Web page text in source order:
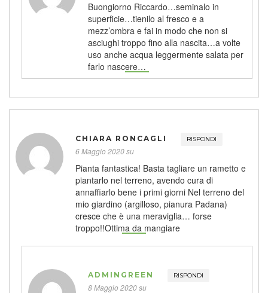
Buongiorno Riccardo…seminalo in
superficie…tienilo al fresco e a
mezz’ombra e fai in modo che non si
asciughi troppo fino alla nascita…a volte
uso anche acqua leggermente salata per
farlo nascere…
CHIARA RONCAGLI RISPONDI
6 Maggio 2020 su
Pianta fantastica! Basta tagliare un rametto e
piantarlo nel terreno, avendo cura di
annaffiarlo bene i primi giorni Nel terreno del
mio giardino (argilloso, pianura Padana)
cresce che è una meraviglia… forse
troppo!!Ottima da mangiare
ADMINGREEN RISPONDI
8 Maggio 2020 su